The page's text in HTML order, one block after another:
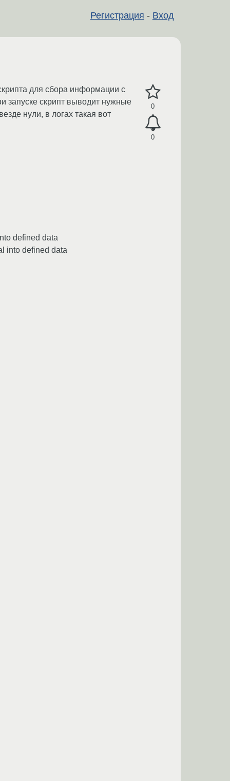
Регистрация - Вход
0
0
для сбора информации с
запуске скрипт выводит нужные
нули, в логах такая вот
defined data
into defined data